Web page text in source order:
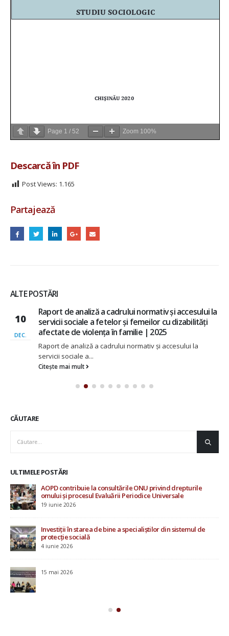
Page 1 / 52 Zoom 100%
Descarcă în PDF
Post Views: 1.165
Partajează
ALTE POSTĂRI
10
DEC.
Raport de analiză a cadrului normativ și accesului la
servicii sociale a fetelor și femeilor cu dizabilități
afectate de violența în familie | 2025
Raport de analiză a cadrului normativ și accesului la
servicii sociale a...
Citește mai mult
CĂUTARE
ULTIMELE POSTĂRI
AOPD contribuie la consultările ONU privind drepturile
omului și procesul Evaluării Periodice Universale
19 iunie 2026
Investiții în starea de bine a specialiștilor din sistemul de
protecție socială
4 iunie 2026
15 mai 2026